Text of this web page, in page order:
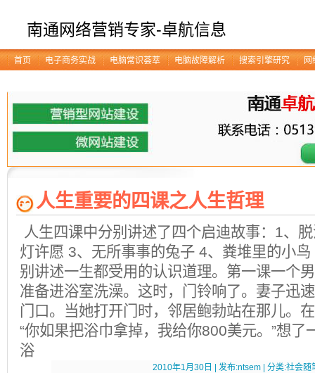
南通网络营销专家-卓航信息
首页 电子商务实战 电脑常识荟萃 电脑故障解析 搜索引擎研究 网
人生重要的四课之人生哲理
人生四课中分别讲述了四个启迪故事：1、
灯许愿 3、无所事事的兔子 4、粪堆里的小
别讲述一生都受用的认识道理。第一课一个
准备进浴室洗澡。这时，门铃响了。妻子迅
门口。当她打开门时，邻居鲍勃站在那儿。
“你如果把浴巾拿掉，我给你800美元。”想了
浴
2010年1月30日 | 发布:ntsem | 分类:社会随